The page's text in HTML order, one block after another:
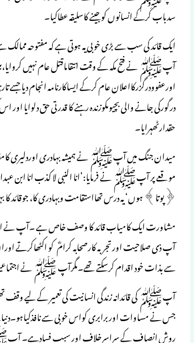
سدباب کرکے انسانوں کو جینے کاسلیقہ عطاکیا۔
ایک قائد کی سب سے بڑی خوبی یہ ہوتی ہے کہ مفتوحہ
آپﷺ نے فتح مکہ کے وقت انتقاماقتل عام نہیں
اورعفوودرگزرکااعلان عام کرکے ایساکارنامہ انجام دیا
درگورکی جانے والی بچیوںکوزندہ رہنے کا قدرتی حق دلوایا
حقدارٹھہرایا۔
میدان جنگ میں آپﷺ نے ہمیشہ بہادری اوردلیری
موقعے پر آپﷺ نے فرمایا:’انا النبی لا کذب انا ابن
﴿پوتا﴾ ہوں‘ یہ درس تھااستقامت وبہادری کا، جوقائد
مشاورت ایک کامیاب قائد کا وصف خاص ہے ۔آپ نے اس کے
آپ ذی صلاحیت اورتجربہ کارصحابہ کرامؓ کو
سے بذات خود اقدام کرسکتے تھے۔مگرآپ ﷺ نے اجتماعیت
آپﷺ کی قائدانہ زندگی انسانیت کی تعمیر کے لیے وقف
جس نے مساوات اوربرابری کواس خوبی سے
روش انصاف کے سراسرخلاف اور سبب فسادہے۔ آپﷺ